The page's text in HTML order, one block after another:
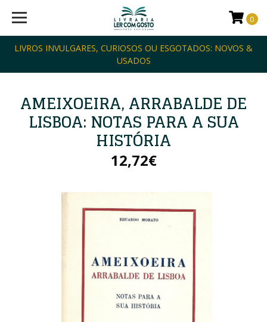
LIVROS INVULGARES, CURIOSOS OU ESGOTADOS: NOVOS &
USADOS
0
AMEIXOEIRA, ARRABALDE DE
LISBOA: NOTAS PARA A SUA
HISTÓRIA
12,72€